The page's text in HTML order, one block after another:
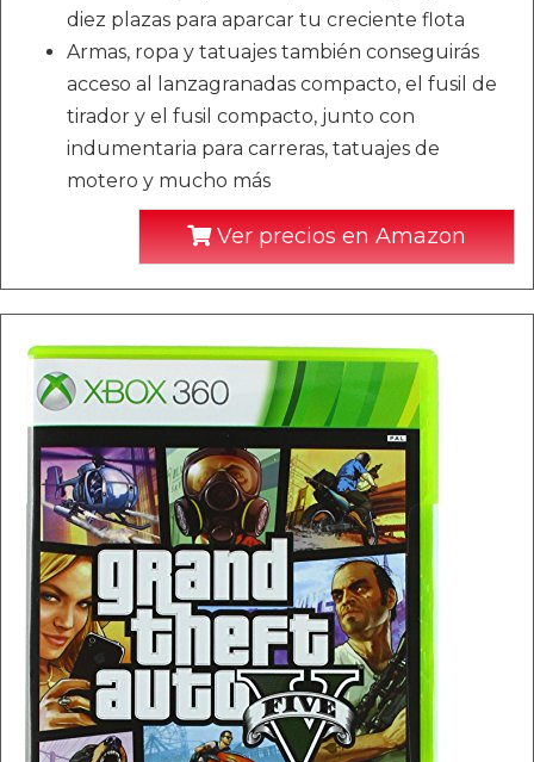
diez plazas para aparcar tu creciente flota
Armas, ropa y tatuajes también conseguirás
acceso al lanzagranadas compacto, el fusil de
tirador y el fusil compacto, junto con
indumentaria para carreras, tatuajes de
motero y mucho más
Ver precios en Amazon